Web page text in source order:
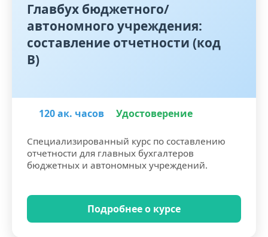
Главбух бюджетного/
автономного учреждения:
составление отчетности (код
В)
120 ак. часов Удостоверение
Специализированный курс по составлению
отчетности для главных бухгалтеров
бюджетных и автономных учреждений.
Подробнее о курсе